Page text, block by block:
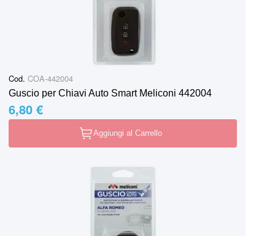
Cod. COA-442004
Guscio per Chiavi Auto Smart Meliconi 442004
6,80 €
Aggiungi al Carrello